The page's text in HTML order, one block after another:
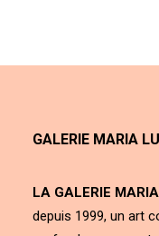
GALERIE MARIA
LA GALERIE
depuis 1999, un art